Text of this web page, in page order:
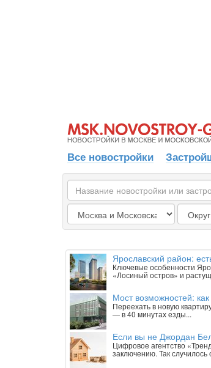
Все новостройки
Ярославский район:
Ключевые особенности
«Лосиный остров» и
Мост возможностей:
Переехать в новую
— в 40 минутах езды...
Если вы не Джордан
Цифровое агентство
заключению. Так случилось